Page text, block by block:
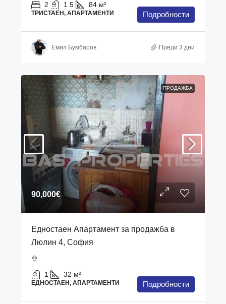
2 1.5 84 м²
ТРИСТАЕН, АПАРТАМЕНТИ Подробности
Емил Бумбаров Преди 3 дни
ПРОДАЖБА
90,000€
Едностаен Апартамент за продажба в
Люлин 4, София
1 32 м²
ЕДНОСТАЕН, АПАРТАМЕНТИ Подробности